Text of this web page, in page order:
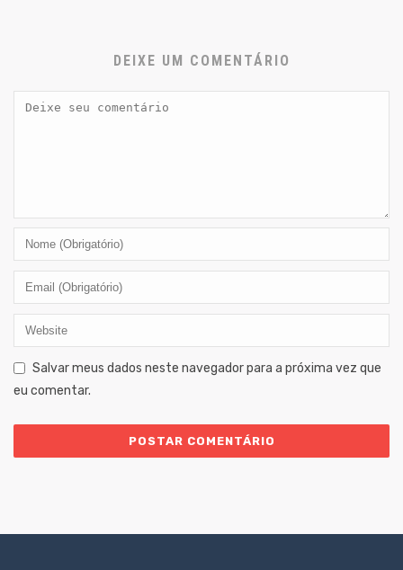
DEIXE UM COMENTÁRIO
Salvar meus dados neste navegador para a próxima vez que
eu comentar.